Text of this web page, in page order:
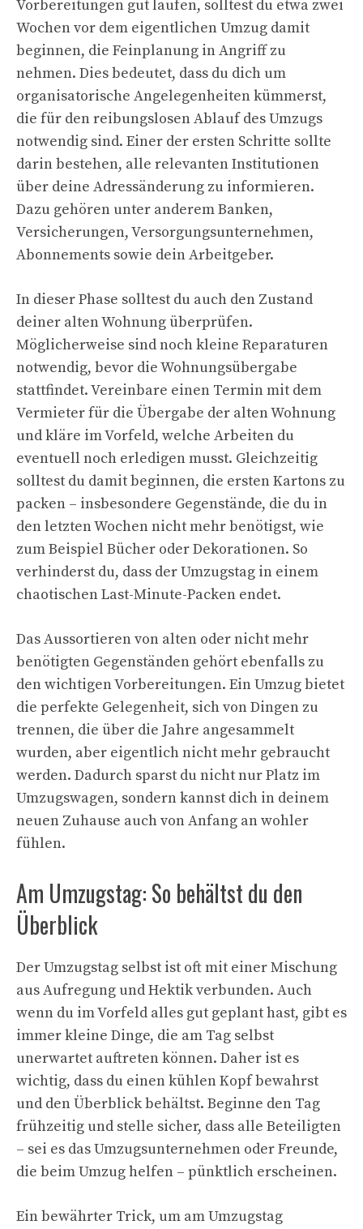
Vorbereitungen gut laufen, solltest du etwa zwei
Wochen vor dem eigentlichen Umzug damit
beginnen, die Feinplanung in Angriff zu
nehmen. Dies bedeutet, dass du dich um
organisatorische Angelegenheiten kümmerst,
die für den reibungslosen Ablauf des Umzugs
notwendig sind. Einer der ersten Schritte sollte
darin bestehen, alle relevanten Institutionen
über deine Adressänderung zu informieren.
Dazu gehören unter anderem Banken,
Versicherungen, Versorgungsunternehmen,
Abonnements sowie dein Arbeitgeber.
In dieser Phase solltest du auch den Zustand
deiner alten Wohnung überprüfen.
Möglicherweise sind noch kleine Reparaturen
notwendig, bevor die Wohnungsübergabe
stattfindet. Vereinbare einen Termin mit dem
Vermieter für die Übergabe der alten Wohnung
und kläre im Vorfeld, welche Arbeiten du
eventuell noch erledigen musst. Gleichzeitig
solltest du damit beginnen, die ersten Kartons zu
packen – insbesondere Gegenstände, die du in
den letzten Wochen nicht mehr benötigst, wie
zum Beispiel Bücher oder Dekorationen. So
verhinderst du, dass der Umzugstag in einem
chaotischen Last-Minute-Packen endet.
Das Aussortieren von alten oder nicht mehr
benötigten Gegenständen gehört ebenfalls zu
den wichtigen Vorbereitungen. Ein Umzug bietet
die perfekte Gelegenheit, sich von Dingen zu
trennen, die über die Jahre angesammelt
wurden, aber eigentlich nicht mehr gebraucht
werden. Dadurch sparst du nicht nur Platz im
Umzugswagen, sondern kannst dich in deinem
neuen Zuhause auch von Anfang an wohler
fühlen.
Am Umzugstag: So behältst du den
Überblick
Der Umzugstag selbst ist oft mit einer Mischung
aus Aufregung und Hektik verbunden. Auch
wenn du im Vorfeld alles gut geplant hast, gibt es
immer kleine Dinge, die am Tag selbst
unerwartet auftreten können. Daher ist es
wichtig, dass du einen kühlen Kopf bewahrst
und den Überblick behältst. Beginne den Tag
frühzeitig und stelle sicher, dass alle Beteiligten
– sei es das Umzugsunternehmen oder Freunde,
die beim Umzug helfen – pünktlich erscheinen.
Ein bewährter Trick, um am Umzugstag